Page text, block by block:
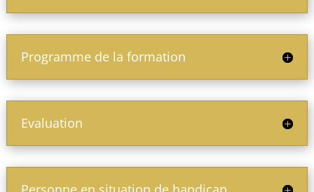
Programme de la formation
Evaluation